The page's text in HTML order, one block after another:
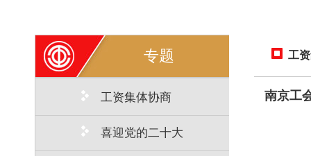
专题
工资集体协商
喜迎党的二十大
工
南京工